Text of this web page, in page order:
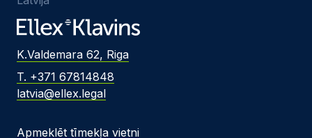
K.Valdemara 62, Riga
T. +371 67814848
latvia@ellex.legal
Apmeklēt tīmekļa vietni